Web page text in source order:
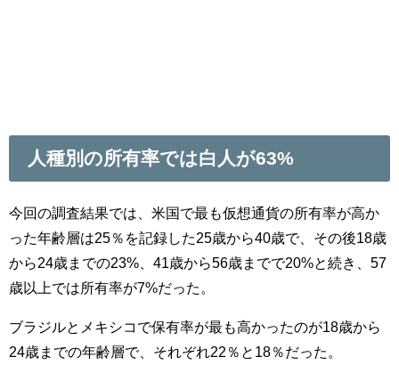
人種別の所有率では白人が63%
今回の調査結果では、米国で最も仮想通貨の所有率が高か
った年齢層は25％を記録した25歳から40歳で、その後18歳
から24歳までの23%、41歳から56歳までで20%と続き、57
歳以上では所有率が7%だった。
ブラジルとメキシコで保有率が最も高かったのが18歳から
24歳までの年齢層で、それぞれ22％と18％だった。